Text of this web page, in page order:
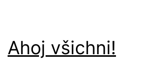
Ahoj všichni!